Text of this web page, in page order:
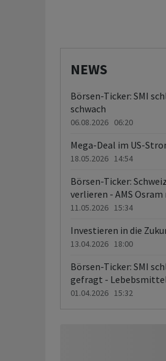
NEWS
Börsen-Ticker: SMI
schwach
06.08.2026 06:20
Mega-Deal im US-
18.05.2026 14:54
Börsen-Ticker:
verlieren - AMS
11.05.2026 15:34
Investieren in die
13.04.2026 18:00
Börsen-Ticker: SMI
gefragt -
01.04.2026 15:32